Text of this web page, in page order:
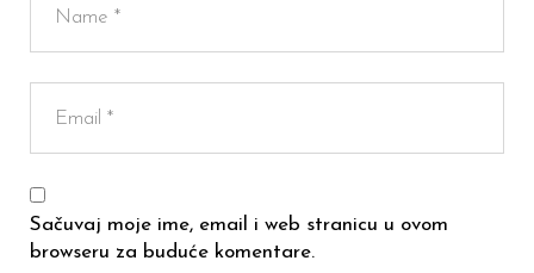
Sačuvaj moje ime, email i web stranicu u ovom
browseru za buduće komentare.